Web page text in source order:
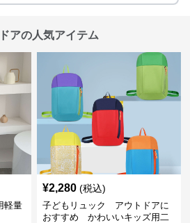
アの人気アイテム
軽量
¥2,280 (税込)
子どもリュック アウトドアに
おすすめ かわいいキッズ用二